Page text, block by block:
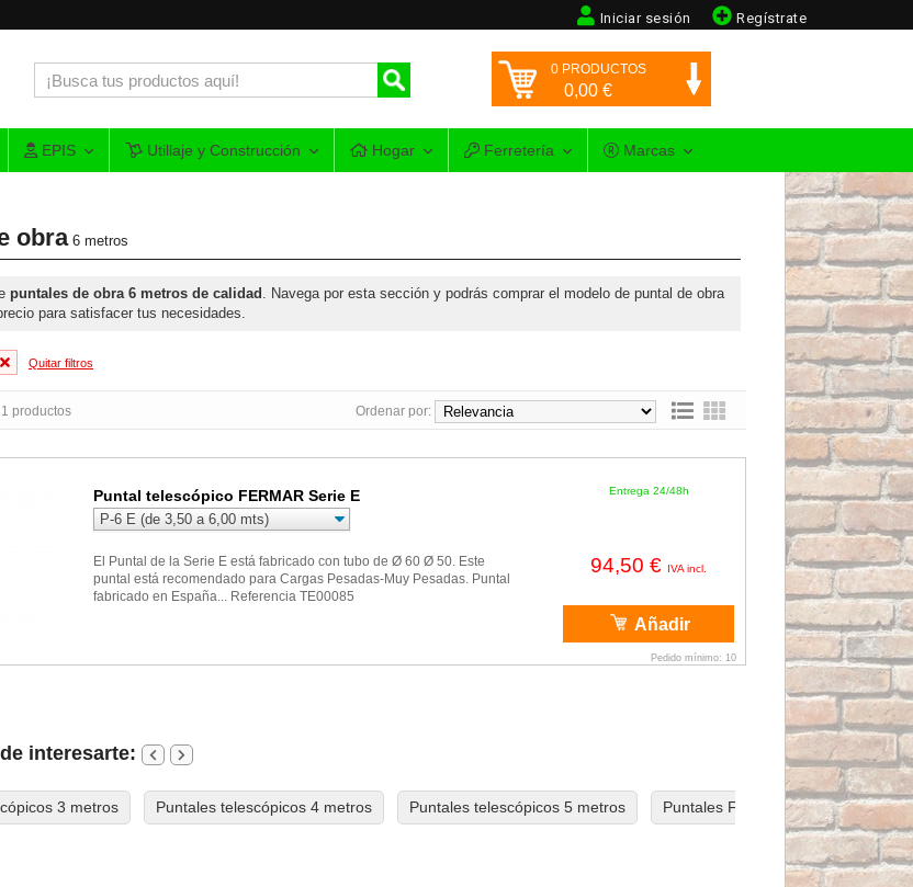
Regístrate
Iniciar sesión
0 PRODUCTOS
0,00 €
EPIS Utillaje y Construcción Hogar Ferretería Marcas
obra6 metros
puntales de obra 6 metros de calidad . Navega por esta sección y podrás comprar el modelo de puntal de obra
para satisfacer tus necesidades.
Quitar filtros
productos Ordenar por:
Puntal telescópico FERMAR Serie E
El Puntal de la Serie E está fabricado con tubo de Ø 60 Ø 50. Este
puntal está recomendado para Cargas Pesadas-Muy Pesadas. Puntal
fabricado en España... Referencia TE00085
Entrega 24/48h
94,50 € IVA incl.
Añadir
Pedido mínimo: 10
interesarte:
3 metros Puntales telescópicos 4 metros Puntales telescópicos 5 metros Puntales Fermar